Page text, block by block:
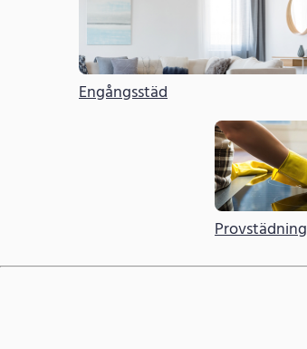
Engångsstäd
Provstädning